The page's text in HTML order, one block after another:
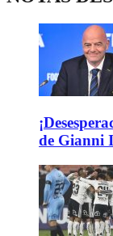
de Gianni